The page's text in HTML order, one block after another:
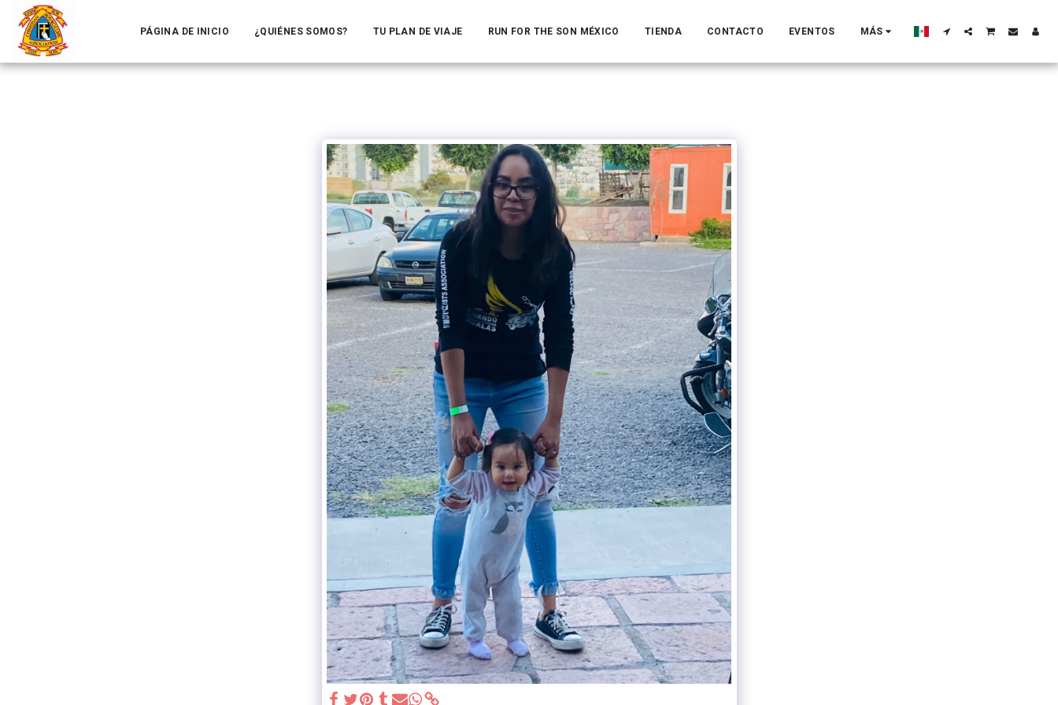
PÁGINA DE INICIO ¿QUIÉNES SOMOS? TU PLAN DE VIAJE RUN FOR THE SON MÉXICO TIENDA CONTACTO EVENTOS MÁS